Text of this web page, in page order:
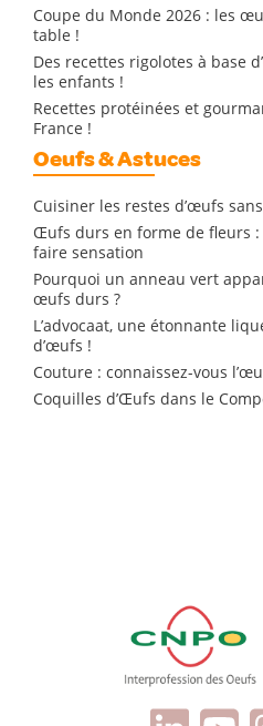
Coupe du Monde 2026 : les
table !
Des recettes rigolotes à base
les enfants !
Recettes protéinées et
France !
Oeufs & Astuces
Cuisiner les restes d’œufs
Œufs durs en forme de fleurs
faire sensation
Pourquoi un anneau vert
œufs durs ?
L’advocaat, une étonnante
d’œufs !
Couture : connaissez-vous
Coquilles d’Œufs dans le